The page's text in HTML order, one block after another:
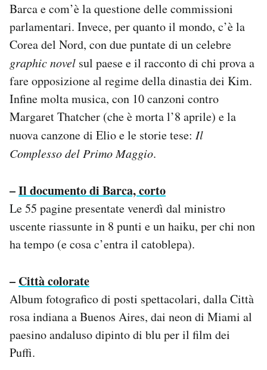
CALENDARIO
AREA PERSONALE
Area Personale
Newsletter
Notifiche mobile
Regala il Post
Barca e com’è la questione delle commissioni
parlamentari. Invece, per quanto il mondo, c’è la
Corea del Nord, con due puntate di un celebre
graphic novel sul paese e il racconto di chi prova a
fare opposizione al regime della dinastia dei Kim.
Infine molta musica, con 10 canzoni contro
Margaret Thatcher (che è morta l’8 aprile) e la
nuova canzone di Elio e le storie tese: Il
Complesso del Primo Maggio.
–Il documento di Barca, corto
Le 55 pagine presentate venerdì dal ministro
uscente riassunte in 8 punti e un haiku, per chi non
ha tempo (e cosa c’entra il catoblepa).
– Città colorate
Album fotografico di posti spettacolari, dalla Città
rosa indiana a Buenos Aires, dai neon di Miami al
paesino andaluso dipinto di blu per il film dei
Puffi.